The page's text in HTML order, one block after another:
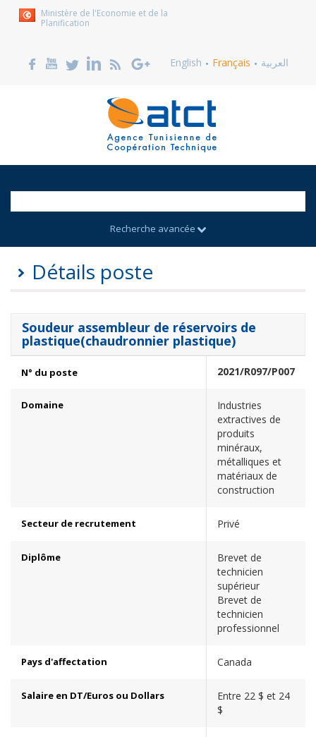
Ministère de l'Economie et de la
Planification
English Français العربية
Recherche avancée
Détails poste
Soudeur assembleur de réservoirs de
plastique(chaudronnier plastique)
N° du poste 2021/R097/P007
Domaine
Industries
extractives de
produits
minéraux,
métalliques et
matériaux de
construction
Secteur de recrutement Privé
Diplôme
Brevet de
technicien
supérieur
Brevet de
technicien
professionnel
Pays d'affectation Canada
Salaire en DT/Euros ou Dollars
Entre 22 $ et 24
$